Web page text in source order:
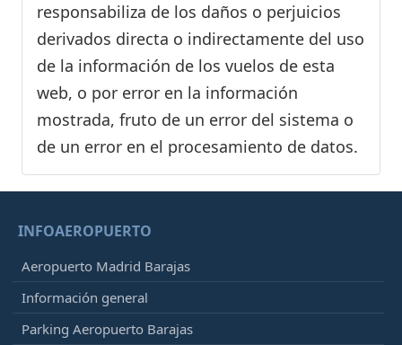
responsabiliza de los daños o perjuicios
derivados directa o indirectamente del uso
de la información de los vuelos de esta
web, o por error en la información
mostrada, fruto de un error del sistema o
de un error en el procesamiento de datos.
INFOAEROPUERTO
Aeropuerto Madrid Barajas
Información general
Parking Aeropuerto Barajas